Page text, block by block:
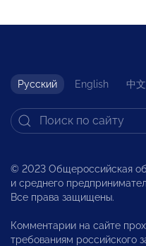
Русский English 中文
© 2023 Общероссийская
и среднего
Все права защищены.
Комментарии на сайте
требованиям российского